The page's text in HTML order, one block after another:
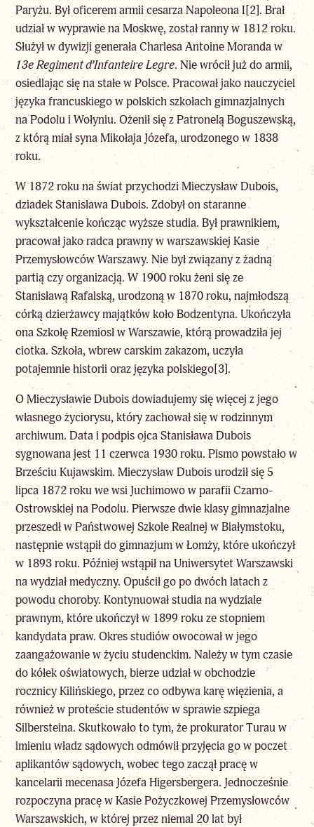
Paryżu. Był oficerem armii cesarza Napoleona I[2]. Brał
udział w wyprawie na Moskwę, został ranny w 1812 roku.
Służył w dywizji generała Charlesa Antoine Moranda w
13e Regiment d’Infanteire Legre. Nie wrócił już do armii,
osiedlając się na stałe w Polsce. Pracował jako nauczyciel
języka francuskiego w polskich szkołach gimnazjalnych
na Podolu i Wołyniu. Ożenił się z Patronelą Boguszewską,
z którą miał syna Mikołaja Józefa, urodzonego w 1838
roku.
W 1872 roku na świat przychodzi Mieczysław Dubois,
dziadek Stanisława Dubois. Zdobył on staranne
wykształcenie kończąc wyższe studia. Był prawnikiem,
pracował jako radca prawny w warszawskiej Kasie
Przemysłowców Warszawy. Nie był związany z żadną
partią czy organizacją. W 1900 roku żeni się ze
Stanisławą Rafalską, urodzoną w 1870 roku, najmłodszą
córką dzierżawcy majątków koło Bodzentyna. Ukończyła
ona Szkołę Rzemiosł w Warszawie, którą prowadziła jej
ciotka. Szkoła, wbrew carskim zakazom, uczyła
potajemnie historii oraz języka polskiego[3].
O Mieczysławie Dubois dowiadujemy się więcej z jego
własnego życiorysu, który zachował się w rodzinnym
archiwum. Data i podpis ojca Stanisława Dubois
sygnowana jest 11 czerwca 1930 roku. Pismo powstało w
Brześciu Kujawskim. Mieczysław Dubois urodził się 5
lipca 1872 roku we wsi Juchimowo w parafii Czarno-
Ostrowskiej na Podolu. Pierwsze dwie klasy gimnazjalne
przeszedł w Państwowej Szkole Realnej w Białymstoku,
następnie wstąpił do gimnazjum w Łomży, które ukończył
w 1893 roku. Później wstąpił na Uniwersytet Warszawski
na wydział medyczny. Opuścił go po dwóch latach z
powodu choroby. Kontynuował studia na wydziale
prawnym, które ukończył w 1899 roku ze stopniem
kandydata praw. Okres studiów owocował w jego
zaangażowanie w życiu studenckim. Należy w tym czasie
do kółek oświatowych, bierze udział w obchodzie
rocznicy Kilińskiego, przez co odbywa karę więzienia, a
również w proteście studentów w sprawie szpiega
Silbersteina. Skutkowało to tym, że prokurator Turau w
imieniu władz sądowych odmówił przyjęcia go w poczet
aplikantów sądowych, wobec tego zaczął pracę w
kancelarii mecenasa Józefa Higersbergera. Jednocześnie
rozpoczyna pracę w Kasie Pożyczkowej Przemysłowców
Warszawskich, w której przez niemal 20 lat był